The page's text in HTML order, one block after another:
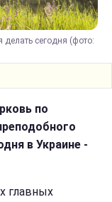
сегодня (фото:
по
в Украине -
главных